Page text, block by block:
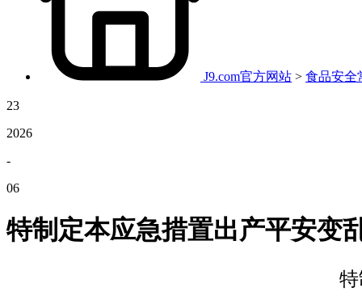
J9.com官方网站 > 食品安全
23
2026
-
06
特制定本应急措置出产平安变